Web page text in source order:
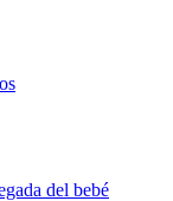
del bebé